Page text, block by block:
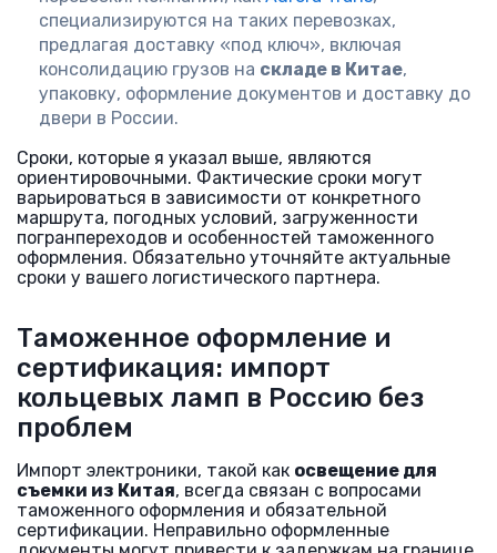
специализируются на таких перевозках,
предлагая доставку «под ключ», включая
консолидацию грузов на складе в Китае,
упаковку, оформление документов и доставку до
двери в России.
Сроки, которые я указал выше, являются
ориентировочными. Фактические сроки могут
варьироваться в зависимости от конкретного
маршрута, погодных условий, загруженности
погранпереходов и особенностей таможенного
оформления. Обязательно уточняйте актуальные
сроки у вашего логистического партнера.
Таможенное оформление и
сертификация: импорт
кольцевых ламп в Россию без
проблем
Импорт электроники, такой как освещение для
съемки из Китая, всегда связан с вопросами
таможенного оформления и обязательной
сертификации. Неправильно оформленные